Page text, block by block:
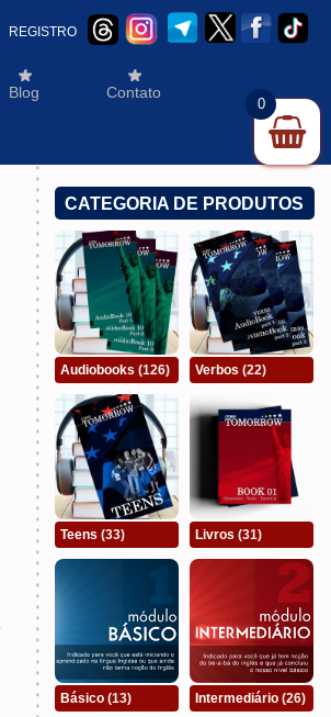
REGISTRO
Blog Contato
CATEGORIA DE PRODUTOS
Audiobooks (126) Verbos (22)
Teens (33) Livros (31)
Básico (13) Intermediário (26)
0